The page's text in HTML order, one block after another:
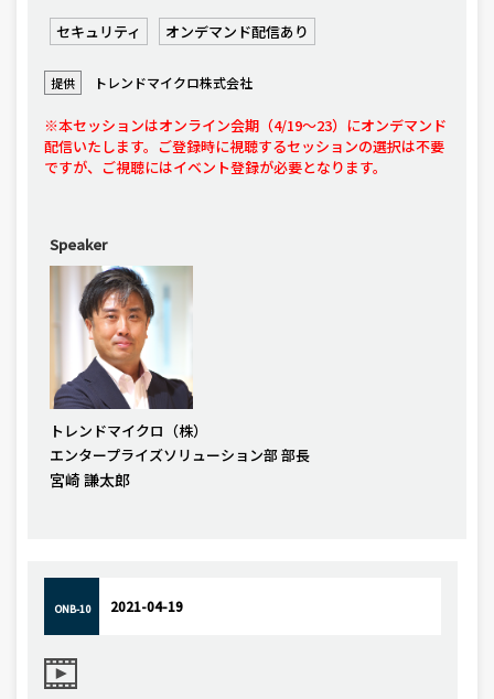
セキュリティ オンデマンド配信あり
提供 トレンドマイクロ株式会社
※本セッションはオンライン会期（4/19～23）にオンデマンド
配信いたします。ご登録時に視聴するセッションの選択は不要
ですが、ご視聴にはイベント登録が必要となります。
Speaker
トレンドマイクロ（株）
エンタープライズソリューション部 部長
宮崎 謙太郎
ONB-10 2021-04-19